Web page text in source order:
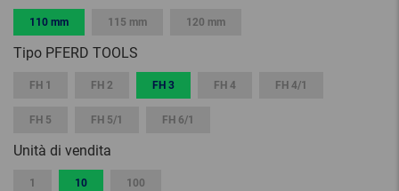
110 mm 115 mm 120 mm
Tipo PFERD TOOLS
FH 1 FH 2 FH 3 FH 4 FH 4/1
FH 5 FH 5/1 FH 6/1
Unità di vendita
1 10 100